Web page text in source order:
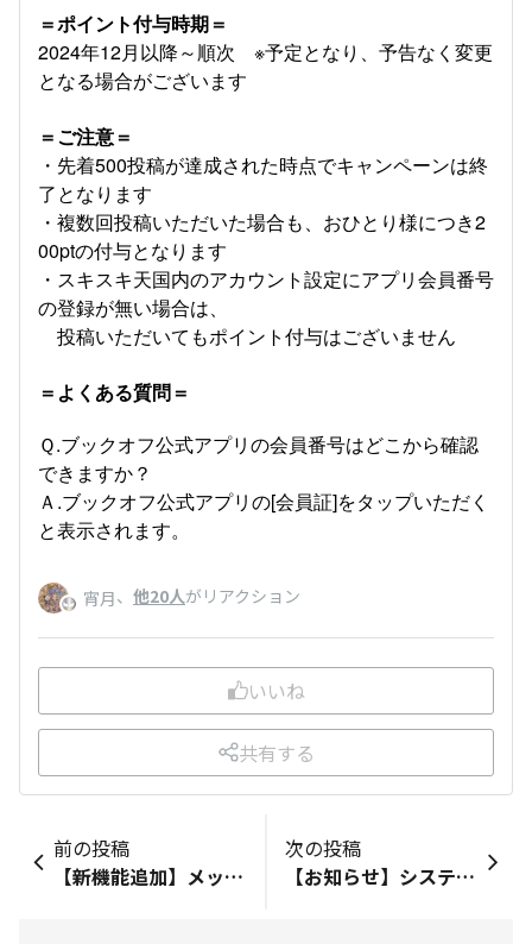
＝ポイント付与時期＝
2024年12月以降～順次 ※予定となり、予告なく変更
となる場合がございます
＝ご注意＝
・先着500投稿が達成された時点でキャンペーンは終
了となります
・複数回投稿いただいた場合も、おひとり様につき2
00ptの付与となります
・スキスキ天国内のアカウント設定にアプリ会員番号
の登録が無い場合は、
投稿いただいてもポイント付与はございません
＝よくある質問＝
Ｑ.ブックオフ公式アプリの会員番号はどこから確認
できますか？
Ａ.ブックオフ公式アプリの[会員証]をタップいただく
と表示されます。
宵月、 他20人がリアクション
いいね
共有する
前の投稿
【新機能追加】メッセージ機能リリース！
次の投稿
【お知らせ】システムメンテナンス実施について